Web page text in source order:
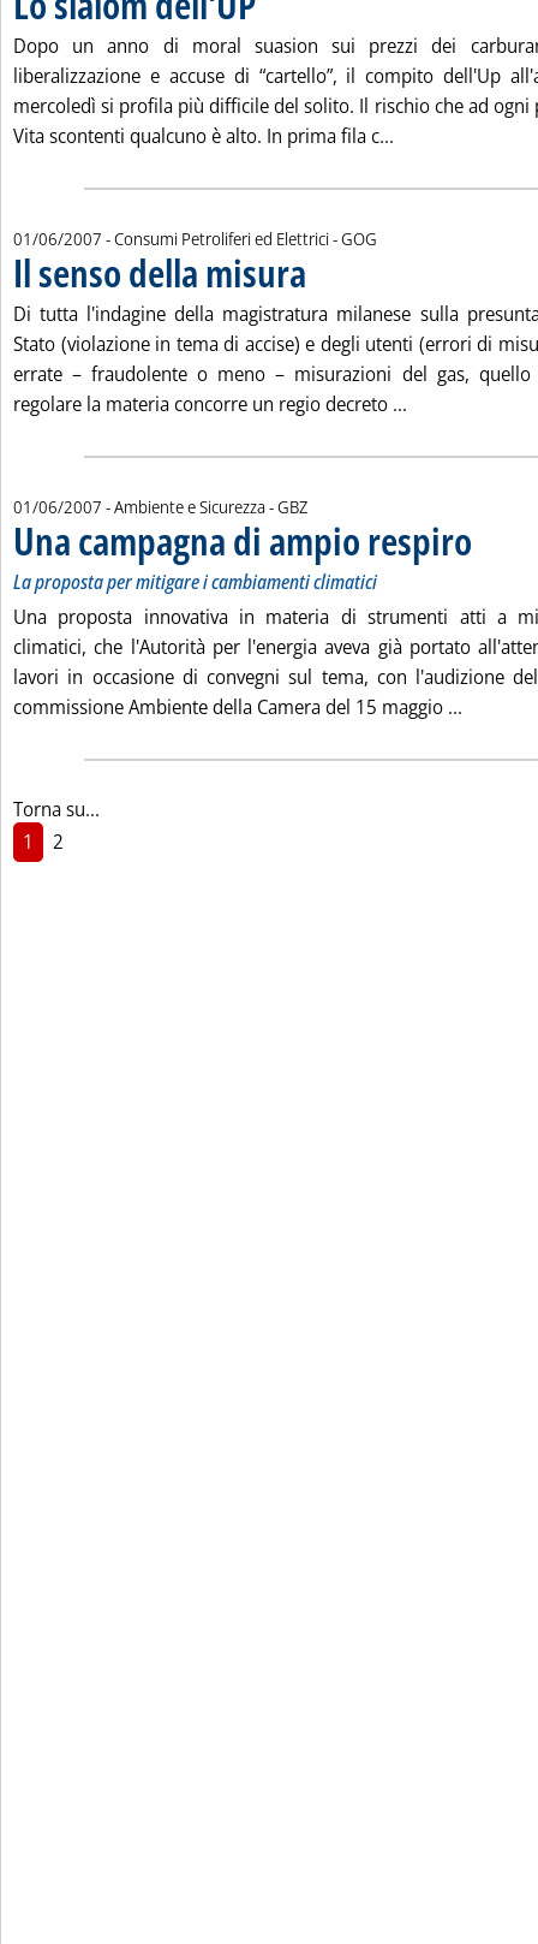
Dopo un anno di moral suasion sui prezzi dei
liberalizzazione e accuse di “cartello”, il compito dell'Up
mercoledì si profila più difficile del solito. Il rischio che ad ogni
Vita scontenti qualcuno è alto. In prima fila c...
01/06/2007 - Consumi Petroliferi ed Elettrici -di:
GOG
Il senso della misura
Di tutta l'indagine della magistratura milanese sulla
Stato (violazione in tema di accise) e degli utenti (errori di
errate – fraudolente o meno – misurazioni del gas,
regolare la materia concorre un regio decreto ...
01/06/2007 - Ambiente e Sicurezza -di:
GBZ
Una campagna di ampio respiro
La proposta per mitigare i cambiamenti climatici
Una proposta innovativa in materia di strumenti atti a
climatici, che l'Autorità per l'energia aveva già portato
lavori in occasione di convegni sul tema, con l'audizione
commissione Ambiente della Camera del 15 maggio ...
Torna su...
1
2